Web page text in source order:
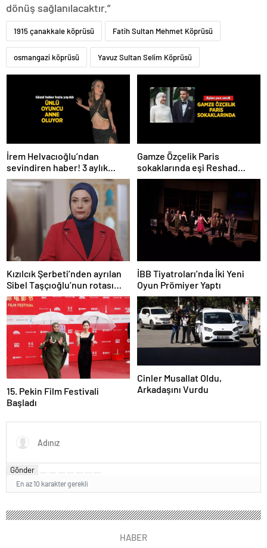
dönüş sağlanılacaktır.”
1915 çanakkale köprüsü Fatih Sultan Mehmet Köprüsü
osmangazi köprüsü Yavuz Sultan Selim Köprüsü
İrem Helvacıoğlu’ndan
sevindiren haber! 3 aylık
hamile
Gamze Özçelik Paris
sokaklarında eşi Reshad
Strik’e poz verdi
Kızılcık Şerbeti’nden ayrılan
Sibel Taşçıoğlu’nun rotası
belli oldu
İBB Tiyatroları’nda İki Yeni
Oyun Prömiyer Yaptı
15. Pekin Film Festivali
Başladı
Cinler Musallat Oldu,
Arkadaşını Vurdu
Gönder
En az 10 karakter gerekli
HABER